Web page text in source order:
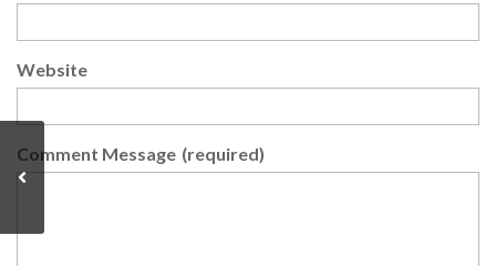
Website
Comment Message (required)